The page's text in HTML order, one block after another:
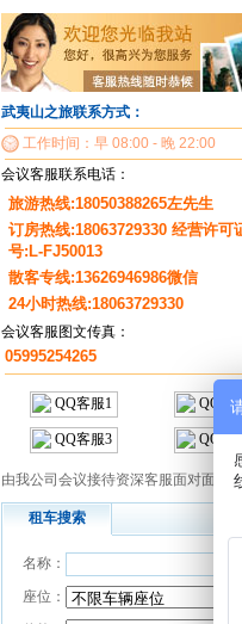
武夷山之旅联系方式：
工作时间：早 08:00 - 晚 22:00
会议客服联系电话：
旅游热线:18050388265左先生
订房热线:18063729330 经营许可
号:L-FJ50013
散客专线:13626946986微信
24小时热线:18063729330
会议客服图文传真：
05995254265
由我公司会议接待资深客服面对面为
租车搜索
名称：
座位：